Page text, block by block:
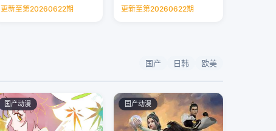
更新至第20260622期
更新至第20260622期
国产 日韩 欧美
国产动漫 国产动漫